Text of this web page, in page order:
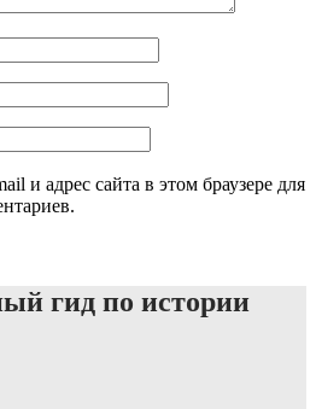
и адрес сайта в этом браузере для
гид по истории